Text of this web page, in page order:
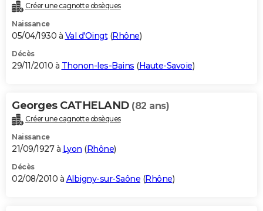
Créer une cagnotte obsèques
Naissance
05/04/1930 à Val d'Oingt(Rhône)
Décès
29/11/2010 à Thonon-les-Bains (Haute-Savoie)
Georges CATHELAND (82 ans)
Créer une cagnotte obsèques
Naissance
21/09/1927 à Lyon (Rhône)
Décès
02/08/2010 à Albigny-sur-Saône (Rhône)